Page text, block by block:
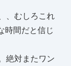
、むしろこれ
時間だと信じ
絶対またワン